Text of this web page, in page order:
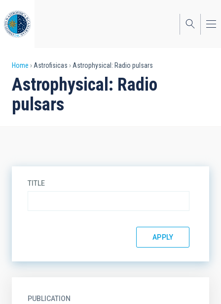
to
main
content
Breadcrumb
Home Astrofisicas Astrophysical: Radio pulsars
Astrophysical: Radio
pulsars
TITLE
PUBLICATION